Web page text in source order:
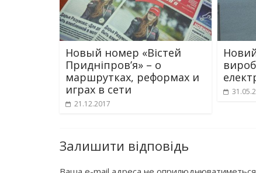
Новый номер «Вістей
Придніпров’я» – о
маршрутках, реформах и
играх в сети
21.12.2017
Залишити відповідь